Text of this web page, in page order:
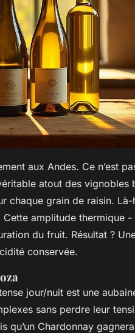
aux Andes. Ce n’est
atout des vignobles
chaque grain de raisin.
amplitude thermique
du fruit. Résultat ?
conservée.
jour/nuit est une
sans perdre leur
qu’un Chardonnay